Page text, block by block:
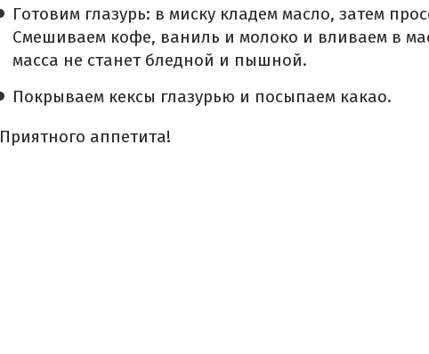
Готовим глазурь: в миску кладем масло, затем
Смешиваем кофе, ваниль и молоко и вливаем в
масса не станет бледной и пышной.
Покрываем кексы глазурью и посыпаем какао.
Приятного аппетита!